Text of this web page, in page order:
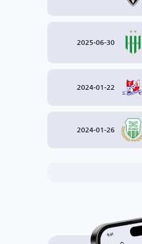
2025-06-30
2024-01-22
2024-01-26